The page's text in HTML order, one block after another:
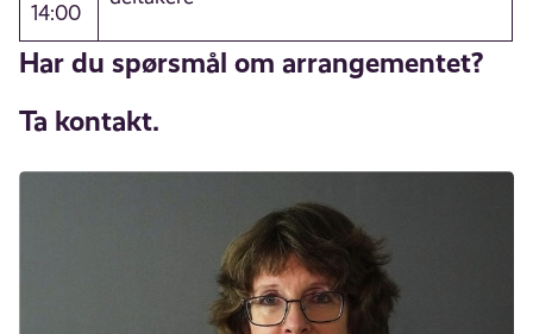
14:00
Har du spørsmål om arrangementet?
Ta kontakt.